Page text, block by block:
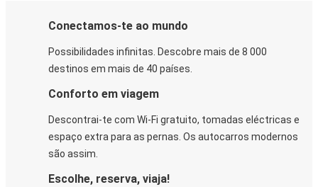
Conectamos-te ao mundo
Possibilidades infinitas. Descobre mais de 8 000
destinos em mais de 40 países.
Conforto em viagem
Descontrai-te com Wi-Fi gratuito, tomadas eléctricas e
espaço extra para as pernas. Os autocarros modernos
são assim.
Escolhe, reserva, viaja!